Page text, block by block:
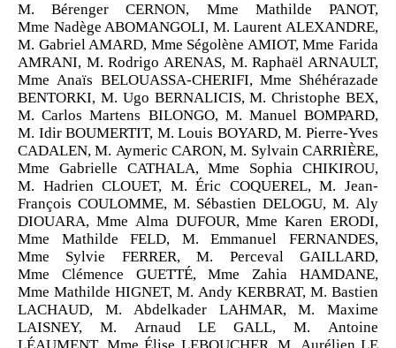
M. Bérenger CERNON, Mme Mathilde PANOT,
Mme Nadège ABOMANGOLI, M. Laurent ALEXANDRE,
M. Gabriel AMARD, Mme Ségolène AMIOT, Mme Farida
AMRANI, M. Rodrigo ARENAS, M. Raphaël ARNAULT,
Mme Anaïs BELOUASSA-CHERIFI, Mme Shéhérazade
BENTORKI, M. Ugo BERNALICIS, M. Christophe BEX,
M. Carlos Martens BILONGO, M. Manuel BOMPARD,
M. Idir BOUMERTIT, M. Louis BOYARD, M. Pierre-Yves
CADALEN, M. Aymeric CARON, M. Sylvain CARRIÈRE,
Mme Gabrielle CATHALA, Mme Sophia CHIKIROU,
M. Hadrien CLOUET, M. Éric COQUEREL, M. Jean-
François COULOMME, M. Sébastien DELOGU, M. Aly
DIOUARA, Mme Alma DUFOUR, Mme Karen ERODI,
Mme Mathilde FELD, M. Emmanuel FERNANDES,
Mme Sylvie FERRER, M. Perceval GAILLARD,
Mme Clémence GUETTÉ, Mme Zahia HAMDANE,
Mme Mathilde HIGNET, M. Andy KERBRAT, M. Bastien
LACHAUD, M. Abdelkader LAHMAR, M. Maxime
LAISNEY, M. Arnaud LE GALL, M. Antoine